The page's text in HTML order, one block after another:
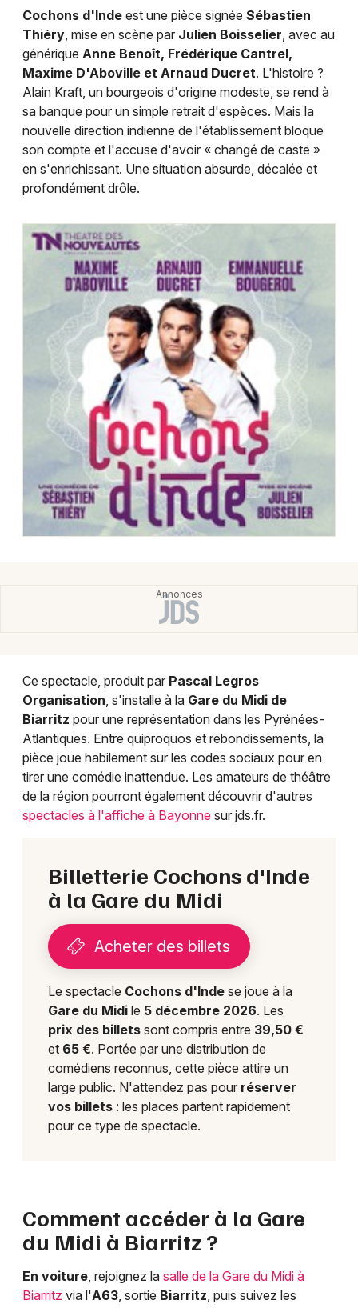
Artistes en tournée
Actus à Bayonne
Magazine à Bayonne
64 - Pyrénées-Atlantiques
Choisir mes départements
Mon email
Je m'abonne
Cochons d'Inde est une pièce signée Sébastien
Thiéry, mise en scène par Julien Boisselier, avec au
générique Anne Benoît, Frédérique Cantrel,
Maxime D'Aboville et Arnaud Ducret. L'histoire ?
Alain Kraft, un bourgeois d'origine modeste, se rend à
sa banque pour un simple retrait d'espèces. Mais la
nouvelle direction indienne de l'établissement bloque
son compte et l'accuse d'avoir « changé de caste »
en s'enrichissant. Une situation absurde, décalée et
profondément drôle.
Ce spectacle, produit par Pascal Legros
Organisation, s'installe à la Gare du Midi de
Biarritz pour une représentation dans les Pyrénées-
Atlantiques. Entre quiproquos et rebondissements, la
pièce joue habilement sur les codes sociaux pour en
tirer une comédie inattendue. Les amateurs de théâtre
de la région pourront également découvrir d'autres
spectacles à l'affiche à Bayonne sur jds.fr.
Billetterie Cochons d'Inde
à la Gare du Midi
Acheter des billets
Le spectacle Cochons d'Inde se joue à la
Gare du Midi le 5 décembre 2026. Les
prix des billets sont compris entre 39,50 €
et 65 €. Portée par une distribution de
comédiens reconnus, cette pièce attire un
large public. N'attendez pas pour réserver
vos billets : les places partent rapidement
pour ce type de spectacle.
Comment accéder à la Gare
du Midi à Biarritz ?
En voiture, rejoignez la salle de la Gare du Midi à
Biarritz via l'A63, sortie Biarritz, puis suivez les